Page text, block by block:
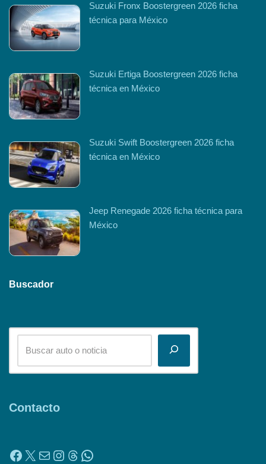
Suzuki Fronx Boostergreen 2026 ficha
técnica para México
Suzuki Ertiga Boostergreen 2026 ficha
técnica en México
Suzuki Swift Boostergreen 2026 ficha
técnica en México
Jeep Renegade 2026 ficha técnica para
México
Buscador
Contacto